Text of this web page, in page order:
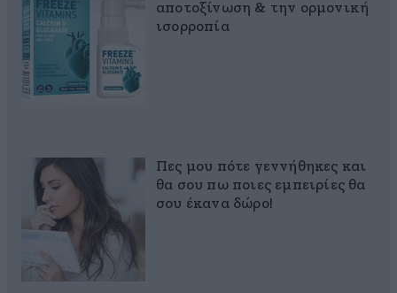
αποτοξίνωση & την ορμονική
ισορροπία
Πες μου πότε γεννήθηκες και
θα σου πω ποιες εμπειρίες θα
σου έκανα δώρο!